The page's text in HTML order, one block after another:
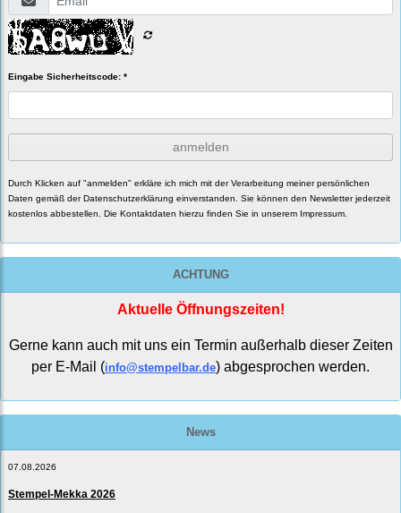
Eingabe Sicherheitscode: *
anmelden
Durch Klicken auf "anmelden" erkläre ich mich mit der Verarbeitung meiner persönlichen
Daten gemäß derDatenschutzerklärung einverstanden. Sie können den Newsletter jederzeit
kostenlos abbestellen. Die Kontaktdaten hierzu finden Sie in unserem Impressum.
ACHTUNG
Aktuelle Öffnungszeiten!
Gerne kann auch mit uns ein Termin außerhalb dieser Zeiten
per E-Mail (info@stempelbar.de) abgesprochen werden.
News
07.08.2026
Stempel-Mekka 2026